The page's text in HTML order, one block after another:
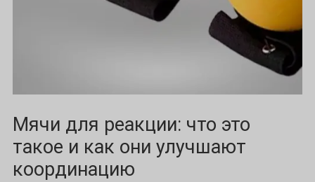
Мячи для реакции: что это
такое и как они улучшают
координацию